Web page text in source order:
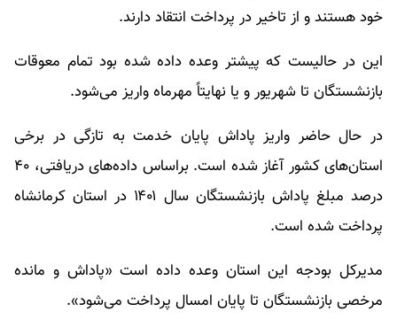
خود هستند و از تاخیر در پرداخت انتقاد دارند.
این در حالیست که پیشتر وعده داده شده بود تمام معوقات
بازنشستگان تا شهریور و یا نهایتاً مهرماه واریز می‌شود.
در حال حاضر واریز پاداش پایان خدمت به تازگی در برخی
استان‌های کشور آغاز شده است. براساس داده‌های دریافتی، ۴۰
درصد مبلغ پاداش بازنشستگان سال ۱۴۰۱ در استان کرمانشاه
پرداخت شده است.
مدیرکل بودجه این استان وعده داده است «پاداش و مانده
مرخصی بازنشستگان تا پایان امسال پرداخت می‌شود».